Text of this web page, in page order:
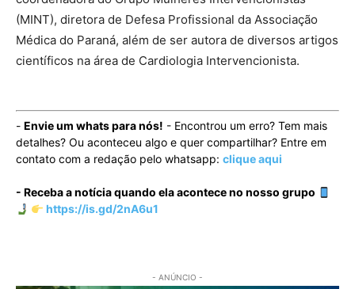
(MINT), diretora de Defesa Profissional da Associação
Médica do Paraná, além de ser autora de diversos artigos
científicos na área de Cardiologia Intervencionista.
- Envie um whats para nós! - Encontrou um erro? Tem mais
detalhes? Ou aconteceu algo e quer compartilhar? Entre em
contato com a redação pelo whatsapp: clique aqui
- Receba a notícia quando ela acontece no nosso grupo
https://is.gd/2nA6u1
- ANÚNCIO -